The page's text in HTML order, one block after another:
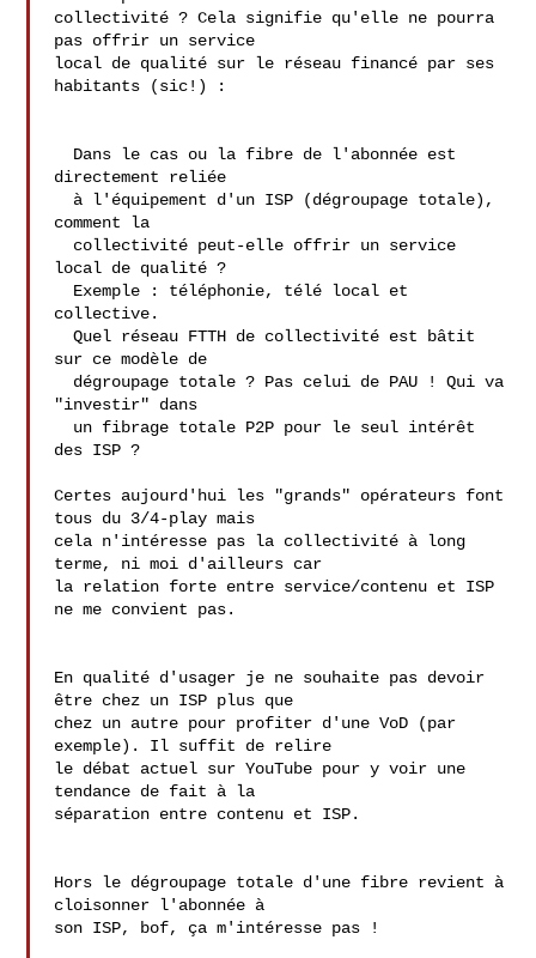
collectivité ? Cela signifie qu'elle ne pourra
pas offrir un service
local de qualité sur le réseau financé par ses
habitants (sic!) :
directement reliée
comment la
local de qualité ?
collective.
  Quel réseau FTTH de collectivité est bâtit
sur ce modèle de
"investir" dans
des ISP ?
Certes aujourd'hui les "grands" opérateurs font
tous du 3/4-play mais
cela n'intéresse pas la collectivité à long
terme, ni moi d'ailleurs car
la relation forte entre service/contenu et ISP
ne me convient pas.
En qualité d'usager je ne souhaite pas devoir
être chez un ISP plus que
chez un autre pour profiter d'une VoD (par
exemple). Il suffit de relire
le débat actuel sur YouTube pour y voir une
tendance de fait à la
séparation entre contenu et ISP.
Hors le dégroupage totale d'une fibre revient à
cloisonner l'abonnée à
son ISP, bof, ça m'intéresse pas !